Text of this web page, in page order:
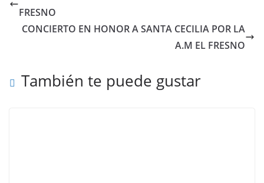
FRESNO
CONCIERTO EN HONOR A SANTA CECILIA POR LA
A.M EL FRESNO
También te puede gustar